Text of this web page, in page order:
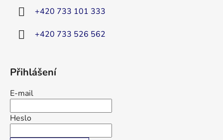
+420 733 101 333
+420 733 526 562
Přihlášení
E-mail
Heslo